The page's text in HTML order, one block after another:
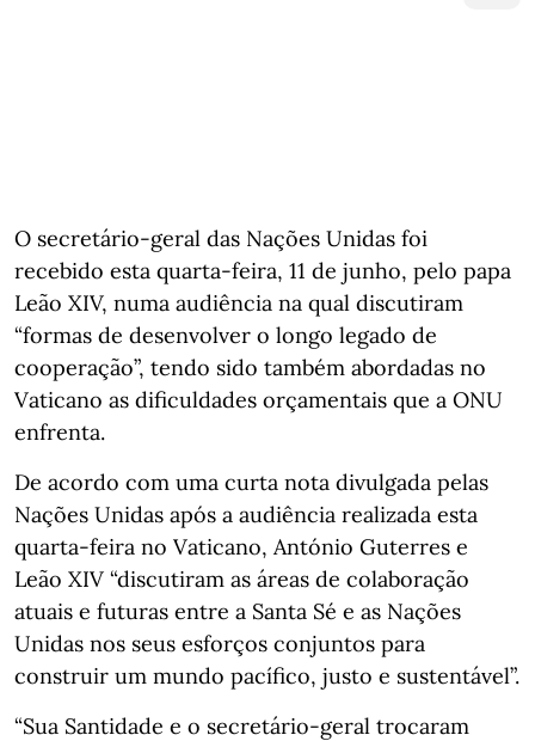
O secretário-geral das Nações Unidas foi
recebido esta quarta-feira, 11 de junho, pelo papa
Leão XIV, numa audiência na qual discutiram
“formas de desenvolver o longo legado de
cooperação”, tendo sido também abordadas no
Vaticano as dificuldades orçamentais que a ONU
enfrenta.
De acordo com uma curta nota divulgada pelas
Nações Unidas após a audiência realizada esta
quarta-feira no Vaticano, António Guterres e
Leão XIV “discutiram as áreas de colaboração
atuais e futuras entre a Santa Sé e as Nações
Unidas nos seus esforços conjuntos para
construir um mundo pacífico, justo e sustentável”.
“Sua Santidade e o secretário-geral trocaram